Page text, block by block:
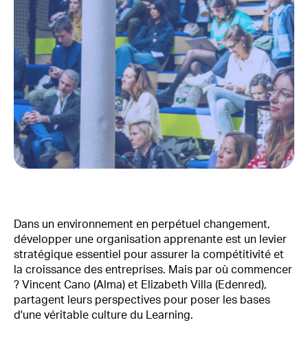
Dans un environnement en perpétuel changement,
développer une organisation apprenante est un levier
stratégique essentiel pour assurer la compétitivité et
la croissance des entreprises. Mais par où commencer
? Vincent Cano (Alma) et Elizabeth Villa (Edenred),
partagent leurs perspectives pour poser les bases
d'une véritable culture du Learning.